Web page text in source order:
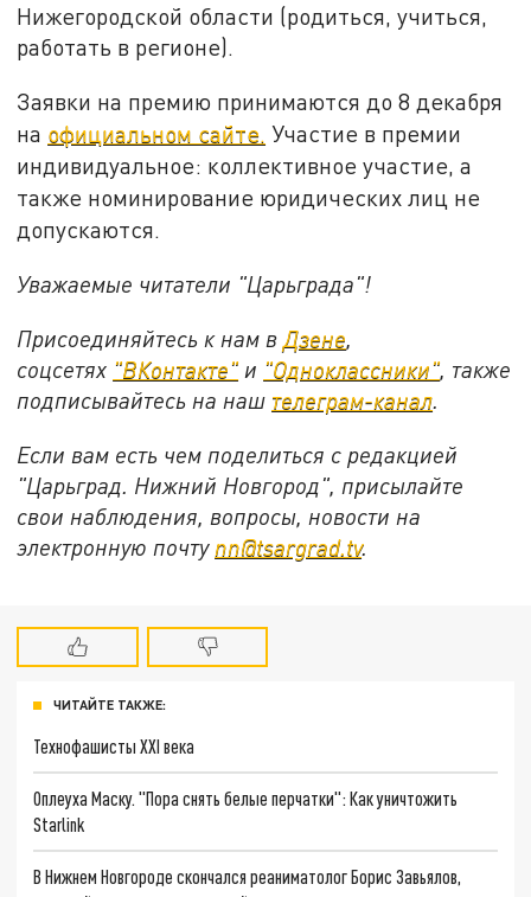
Нижегородской области (родиться, учиться,
работать в регионе).
Заявки на премию принимаются до 8 декабря
на официальном сайте. Участие в премии
индивидуальное: коллективное участие, а
также номинирование юридических лиц не
допускаются.
Уважаемые читатели "Царьграда"!
Присоединяйтесь к нам вДзене,
соцсетях "ВКонтакте" и "Одноклассники", также
подписывайтесь на наш телеграм-канал.
Если вам есть чем поделиться с редакцией
"Царьград. Нижний Новгород", присылайте
свои наблюдения, вопросы, новости на
электронную почту nn@tsargrad.tv.
ЧИТАЙТЕ ТАКЖЕ:
Технофашисты XXI века
Оплеуха Маску. "Пора снять белые перчатки": Как уничтожить
Starlink
В Нижнем Новгороде скончался реаниматолог Борис Завьялов,